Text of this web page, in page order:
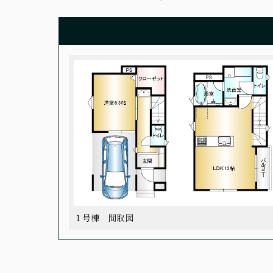
１号棟 間取図